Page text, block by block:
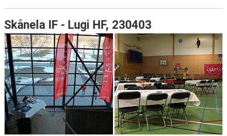
Skånela IF - Lugi HF, 230403